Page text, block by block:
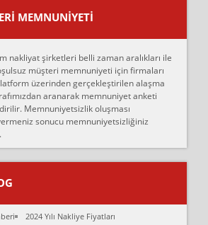
Sonrasında taşıma gününde
5465524025. 2600 TL'ye ankaradan
anlaştık bu şahıs evin taşınacağı gün
için anlaştım sözleşme yaptım.
tasittim.. bu kişiler ağrılı
uraya asansör kurulmaz dediler
MEMNUNIYETI
nakliyat şirketleri belli zaman aralıkları ile
müşteri memnuniyeti için firmaları
üzerinden gerçekleştirilen alaşma
aranarak memnuniyet anketi
Memnuniyetsizlik oluşması
sonucu memnuniyetsizliğiniz
2024 Yılı Nakliye Fiyatları